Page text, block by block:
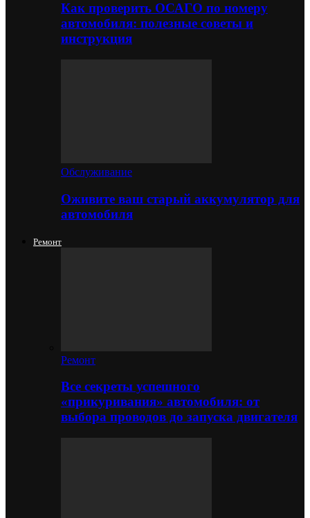
Как проверить ОСАГО по номеру
автомобиля: полезные советы и
инструкция
Обслуживание
Оживите ваш старый аккумулятор для
автомобиля
Ремонт
Ремонт
Все секреты успешного
«прикуривания» автомобиля: от
выбора проводов до запуска двигателя